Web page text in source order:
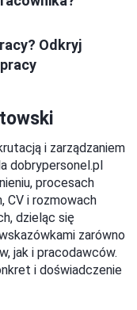
Odkryj
i zarządzaniem
dobrypersonel.pl
procesach
CV i rozmowach
dzieląc się
zarówno
jak i pracodawców.
i doświadczenie